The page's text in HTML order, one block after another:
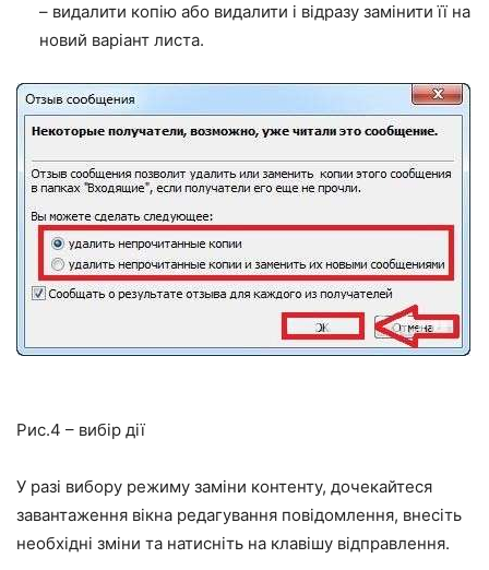
– видалити копію або видалити і відразу замінити її на
новий варіант листа.
Рис.4 – вибір дії
У разі вибору режиму заміни контенту, дочекайтеся
завантаження вікна редагування повідомлення, внесіть
необхідні зміни та натисніть на клавішу відправлення.